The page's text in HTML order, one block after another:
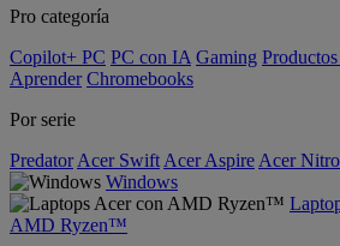
Pro categoría
Copilot+ PC PC con IA Gaming
Aprender Chromebooks
Por serie
Predator Acer Swift Acer Aspire Acer Nitro
Windows
AMD Ryzen™